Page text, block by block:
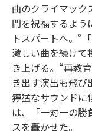
曲のクライマック
間を祝福するよう
トスパートへ。“
激しい曲を続けて
き上げる。“再教
き出す演出も飛び
獰猛なサウンドに
は、「一対一の勝
スを轟かせた。